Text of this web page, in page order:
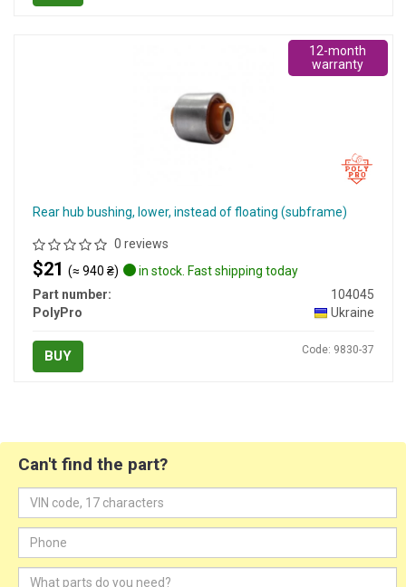
Rear hub bushing, lower, instead of floating (subframe)
0 reviews
$21 (≈ 940 ₴)
in stock. Fast shipping today
Part number:
104045
PolyPro
Ukraine
BUY Code: 9830-37
12-month
warranty
Can't find the part?